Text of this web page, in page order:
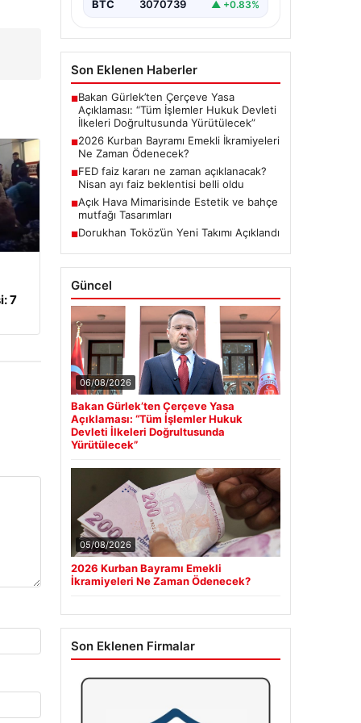
7
BTC 3070739 ▲ +0.83%
Son Eklenen Haberler
■Bakan Gürlek’ten Çerçeve Yasa
Açıklaması: “Tüm İşlemler Hukuk Devleti
İlkeleri Doğrultusunda Yürütülecek”
■2026 Kurban Bayramı Emekli İkramiyeleri
Ne Zaman Ödenecek?
■FED faiz kararı ne zaman açıklanacak?
Nisan ayı faiz beklentisi belli oldu
■Açık Hava Mimarisinde Estetik ve bahçe
mutfağı Tasarımları
■Dorukhan Toköz’ün Yeni Takımı Açıklandı
Güncel
06/08/2026
Bakan Gürlek’ten Çerçeve Yasa
Açıklaması: “Tüm İşlemler Hukuk
Devleti İlkeleri Doğrultusunda
Yürütülecek”
05/08/2026
2026 Kurban Bayramı Emekli
İkramiyeleri Ne Zaman Ödenecek?
Son Eklenen Firmalar